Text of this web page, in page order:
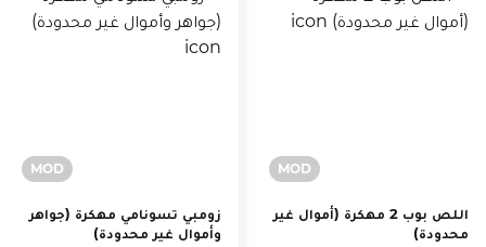
اللص بوب 2 مهكرة (أموال غير
محدودة)
زومبي تسونامي مهكرة (جواهر
وأموال غير محدودة)